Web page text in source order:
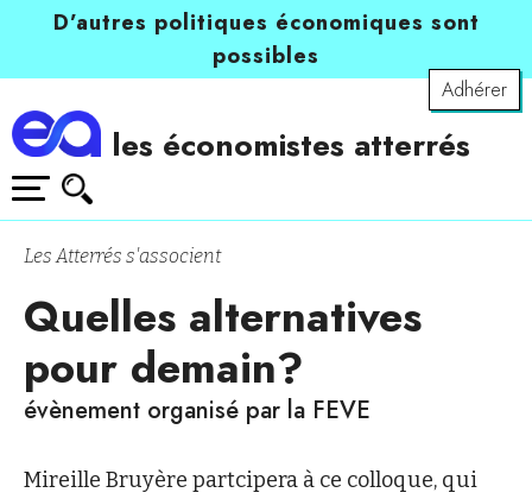
D’autres politiques économiques sont
possibles
Adhérer
les économistes atterrés
Les Atterrés s'associent
Quelles alternatives
pour demain?
évènement organisé par la FEVE
Mireille Bruyère partcipera à ce colloque, qui